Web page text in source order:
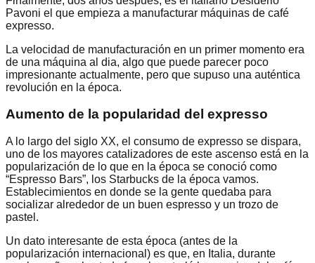
Pavoni el que empieza a manufacturar máquinas de café
expresso.
La velocidad de manufacturación en un primer momento era
de una máquina al dia, algo que puede parecer poco
impresionante actualmente, pero que supuso una auténtica
revolución en la época.
Aumento de la popularidad del expresso
A lo largo del siglo XX, el consumo de expresso se dispara,
uno de los mayores catalizadores de este ascenso está en la
popularización de lo que en la época se conoció como
“Espresso Bars”, los Starbucks de la época vamos.
Establecimientos en donde se la gente quedaba para
socializar alrededor de un buen espresso y un trozo de
pastel.
Un dato interesante de esta época (antes de la
popularización internacional) es que, en Italia, durante